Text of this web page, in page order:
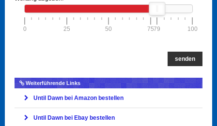
0 25 50 7579 100
senden
Weiterführende Links
Until Dawn bei Amazon bestellen
Until Dawn bei Ebay bestellen